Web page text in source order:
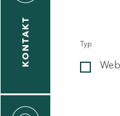
KONTAKT Typ